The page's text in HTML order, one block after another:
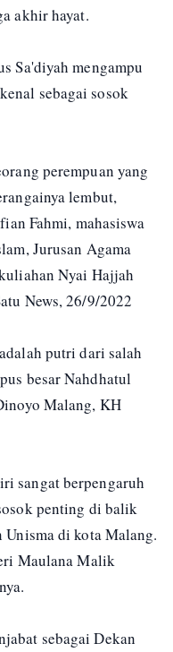
akhir hayat.
Sa'diyah mengampu
sebagai sosok
perempuan yang
lembut,
Fahmi, mahasiswa
Jurusan Agama
Nyai Hajjah
News, 26/9/2022
putri dari salah
besar Nahdhatul
Malang, KH
sangat berpengaruh
penting di balik
di kota Malang.
Maulana Malik
sebagai Dekan